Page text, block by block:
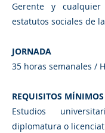
Gerente y
estatutos sociales de
JORNADA
35 horas semanales /
REQUISITOS
Estudios
diplomatura o